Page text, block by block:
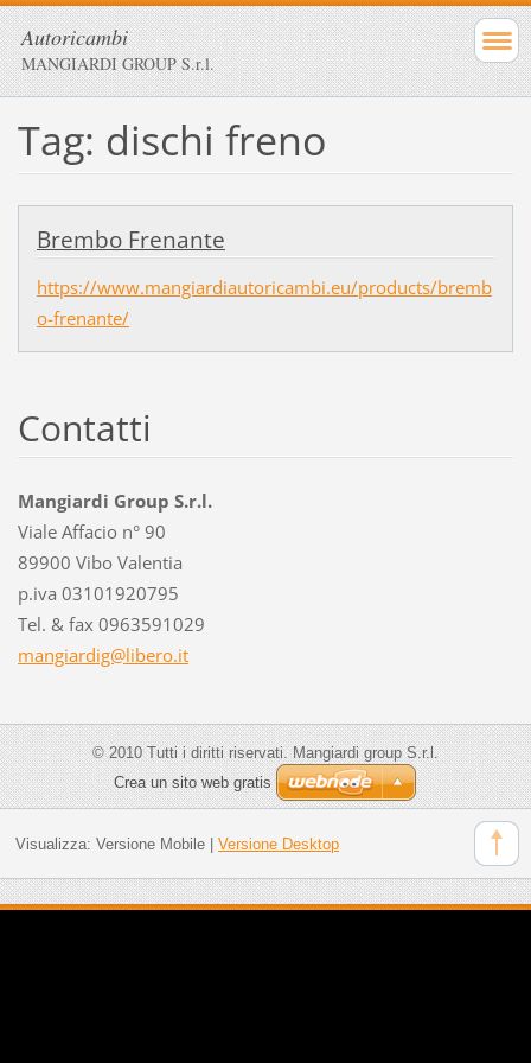
Autoricambi
MANGIARDI GROUP S.r.l.
Tag: dischi freno
Brembo Frenante
https://www.mangiardiautoricambi.eu/products/bremb
o-frenante/
Contatti
Mangiardi Group S.r.l.
Viale Affacio n° 90
89900 Vibo Valentia
p.iva 03101920795
Tel. & fax 0963591029
mangiardig@libero.it
© 2010 Tutti i diritti riservati. Mangiardi group S.r.l.
Crea un sito web gratis
Visualizza: Versione Mobile| Versione Desktop